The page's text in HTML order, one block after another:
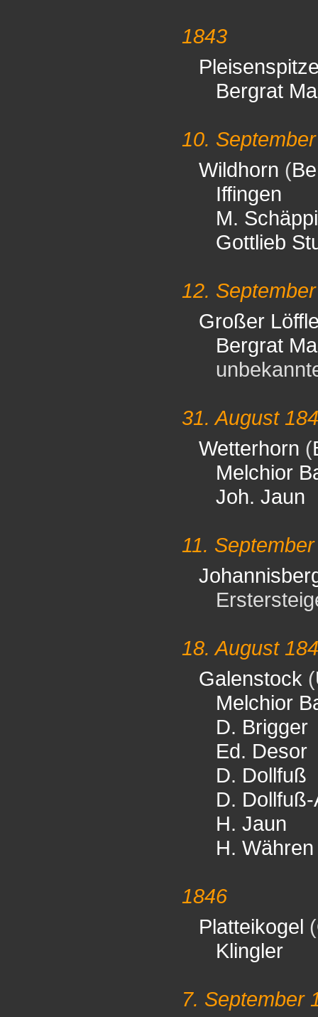
1843
Bergrat
10.
Wildhorn (
Iffingen
M. Schäppi
Gottlieb
12.
Großer
Bergrat
31. August
Wetterhorn (
Melchior
Joh. Jaun
11.
18. August
Galenstock (
Melchior
D. Brigger
Ed. Desor
D. Dollfuß
D.
H. Jaun
H. Währen
1846
Platteikogel (
Klingler
7. September